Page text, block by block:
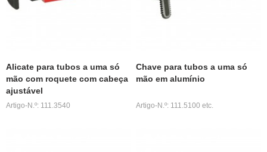
Alicate para tubos a uma só
mão com roquete com cabeça
ajustável
Artigo-N.º: 111.3540
Chave para tubos a uma só
mão em alumínio
Artigo-N.º: 111.5100 etc.